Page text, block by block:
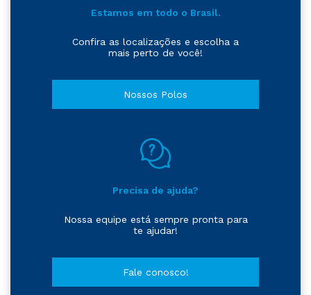
Estamos em todo o Brasil.
Confira as localizações e escolha a
mais perto de você!
Nossos Polos
Precisa de ajuda?
Nossa equipe está sempre pronta para
te ajudar!
Fale conosco!